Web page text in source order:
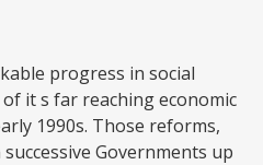
progress in social
it s far reaching economic
1990s. Those reforms,
Governments up